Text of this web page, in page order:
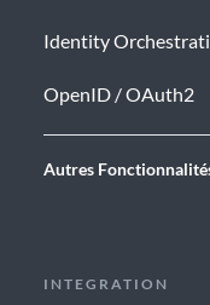
Identity
OpenID / OAuth2
Autres
INTEGRATION